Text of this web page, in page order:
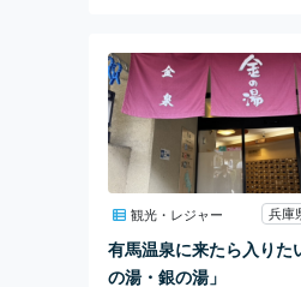
ンチ、ディナーというラ
の他、もちろんアラカル
日限定のフォカッチャサ
ングもあるそうです。
んまりとして、アット
たかい雰囲気に落ち着き
ーブル席の他、カウンタ
ので、おひとり様も気軽
観光・レジャー 兵庫
有馬温泉に来たら入りた
の湯・銀の湯」